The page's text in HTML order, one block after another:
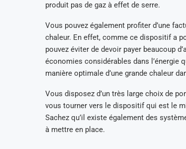
produit pas de gaz à effet de serre.
Vous pouvez également profiter d’une
chaleur. En effet, comme ce dispositif a
pouvez éviter de devoir payer beaucoup
économies considérables dans l’énergie
manière optimale d’une grande chaleur
Vous disposez d’un très large choix de
vous tourner vers le dispositif qui est le
Sachez qu’il existe également des
à mettre en place.